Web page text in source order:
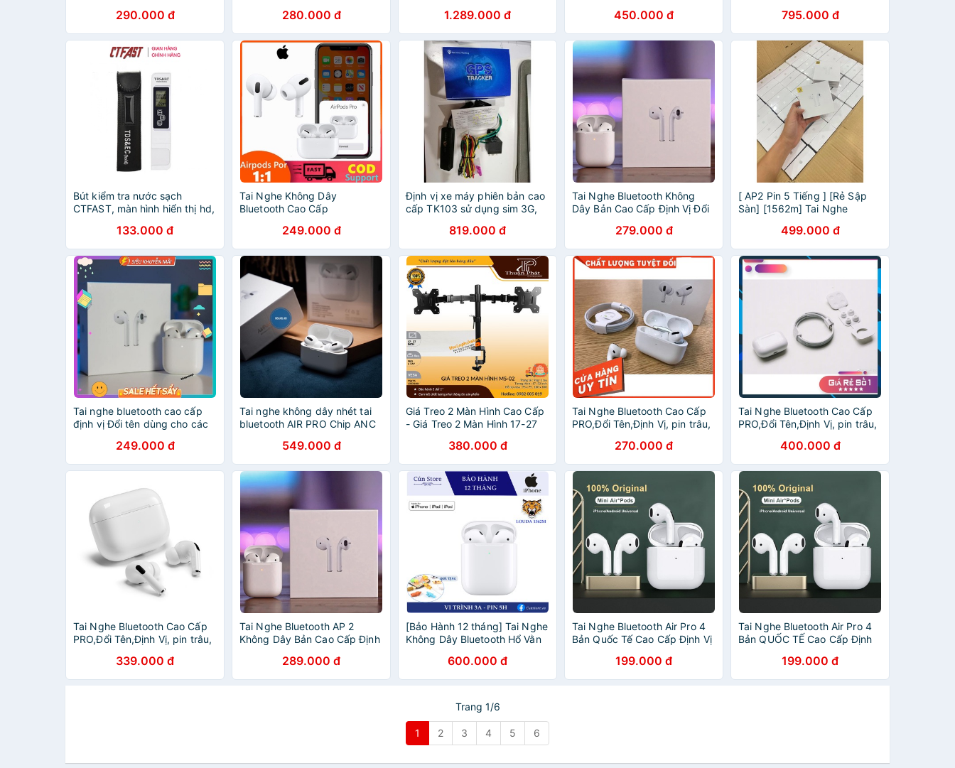
290.000 đ 280.000 đ
Cảm Ứng, Có RUNG, 4G
Video Call Cao Cấp, Giá Rẻ
1.289.000 đ 450.000 đ
Camera K300795.000 đ
Bút kiểm tra nước sạch
CTFAST, màn hình hiển thị hd,
thông minh133.000 đ
Tai Nghe Không Dây
Bluetooth Cao Cấp
Định Vị - Đổi Tên, Dùng Cho
IOS và Androi
249.000 đ
Định vị xe máy phiên bản cao
cấp TK103 sử dụng sim 3G,
819.000 đ
Tai Nghe Bluetooth Không
Dây Bản Cao Cấp Định Vị Đổi
Full Chức Năng279.000 đ
[ AP2 Pin 5 Tiếng ] [Rẻ Sập
Sàn] [1562m] Tai Nghe
Định Vị Dùng Cả IOS & Androi
499.000 đ
Tai nghe bluetooth cao cấp
định vị Đổi tên dùng cho các
249.000 đ
Tai nghe không dây nhét tai
bluetooth AIR PRO Chip ANC
Tên ✔Định Vị549.000 đ
Giá Treo 2 Màn Hình Cao Cấp
- Giá Treo 2 Màn Hình 17-27
Màn 360 Độ380.000 đ
Tai Nghe Bluetooth Cao Cấp
PRO,Đổi Tên,Định Vị, pin trâu,
cho cả Androi và ios
270.000 đ
Tai Nghe Bluetooth Cao Cấp
PRO,Đổi Tên,Định Vị, pin trâu,
cho cả Androi và ios
400.000 đ
Tai Nghe Bluetooth Cao Cấp
PRO,Đổi Tên,Định Vị, pin trâu,
cho cả Androi và ios
339.000 đ
Tai Nghe Bluetooth AP 2
Không Dây Bản Cao Cấp Định
IOS Full Chức Năng
289.000 đ
[Bảo Hành 12 tháng] Tai Nghe
Không Dây Bluetooth Hổ Vằn
5h - Bản Cao Cấp - Định Vị -
Đổi Tên
600.000 đ
Tai Nghe Bluetooth Air Pro 4
Bản Quốc Tế Cao Cấp Định Vị
Dùng Cho IOS - Android
199.000 đ
Tai Nghe Bluetooth Air Pro 4
Bản QUỐC TẾ Cao Cấp Định
Dây Dùng Cho IOS - Android
199.000 đ
Trang 1/6
1 2 3 4 5 6